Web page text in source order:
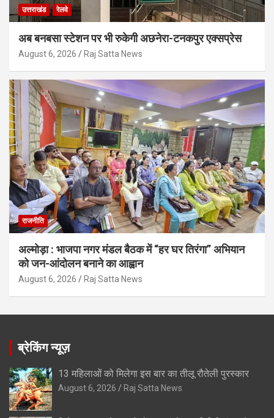
उत्तराखंड रेलवे
अब बनबसा स्टेशन पर भी रुकेगी अछनेरा-टनकपुर एक्सप्रेस
August 6, 2026 Raj Satta News
राजनीति
अल्मोड़ा : भाजपा नगर मंडल बैठक में “हर घर तिरंगा” अभियान
को जन-आंदोलन बनाने का आह्वान
August 6, 2026 Raj Satta News
ब्रेकिंग न्यूज़
13 महिलाओं को मिलेगा इस बार का तीलू रौतेली पुरस्कार
August 6, 2026 Raj Satta News